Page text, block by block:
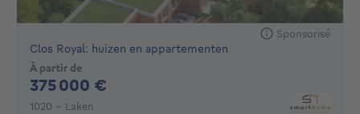
Sponsorisé
Clos Royal: huizen en appartementen
À partir de
375 000 €
1020 - Laken